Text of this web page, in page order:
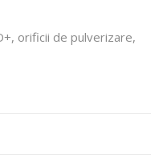
orificii de pulverizare,